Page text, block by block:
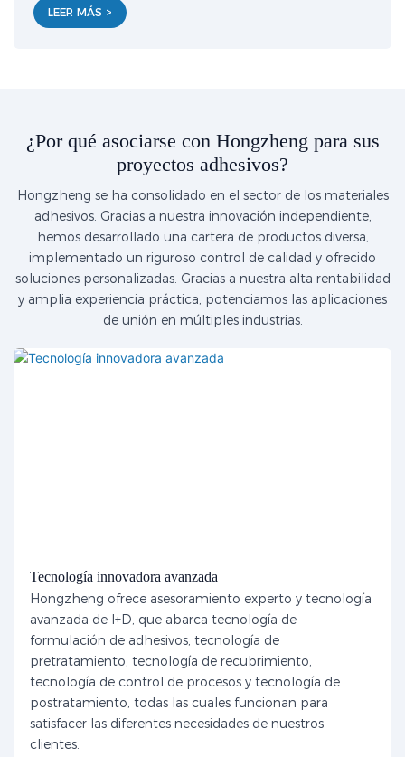
LEER MÁS >
¿Por qué asociarse con Hongzheng para sus
proyectos adhesivos?
Hongzheng se ha consolidado en el sector de los materiales
adhesivos. Gracias a nuestra innovación independiente,
hemos desarrollado una cartera de productos diversa,
implementado un riguroso control de calidad y ofrecido
soluciones personalizadas. Gracias a nuestra alta rentabilidad
y amplia experiencia práctica, potenciamos las aplicaciones
de unión en múltiples industrias.
Tecnología innovadora avanzada
Hongzheng ofrece asesoramiento experto y tecnología
avanzada de I+D, que abarca tecnología de
formulación de adhesivos, tecnología de
pretratamiento, tecnología de recubrimiento,
tecnología de control de procesos y tecnología de
postratamiento, todas las cuales funcionan para
satisfacer las diferentes necesidades de nuestros
clientes.